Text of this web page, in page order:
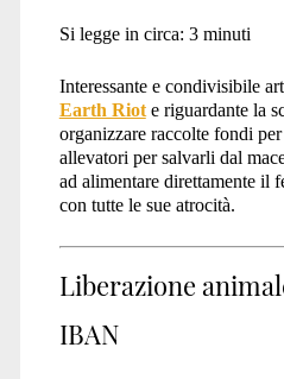
Si legge in circa: 3 minuti
Interessante e condivisibile
Earth Riote riguardante la
organizzare raccolte fondi
allevatori per salvarli dal
ad alimentare direttamente il
con tutte le sue atrocità.
Liberazione
IBAN